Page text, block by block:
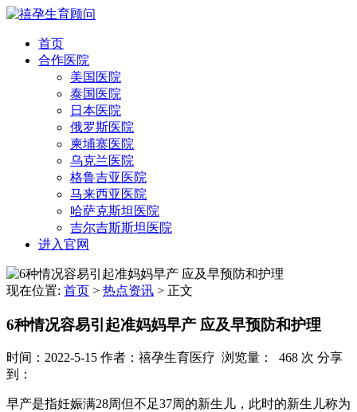
首页
合作医院
美国医院
泰国医院
日本医院
俄罗斯医院
柬埔寨医院
乌克兰医院
格鲁吉亚医院
马来西亚医院
哈萨克斯坦医院
吉尔吉斯斯坦医院
进入官网
现在位置: 首页 > 热点资讯 > 正文
6种情况容易引起准妈妈早产 应及早预防和护理
时间：2022-5-15 作者：禧孕生育医疗 浏览量： 468 次 分享
到：
早产是指妊娠满28周但不足37周的新生儿，此时的新生儿称为